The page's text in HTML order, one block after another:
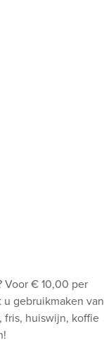
Voor € 10,00 per
gebruikmaken van
fris, huiswijn, koffie